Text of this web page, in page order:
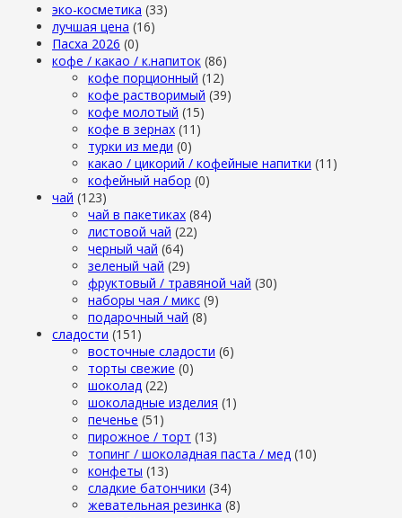
эко-косметика (33)
лучшая цена (16)
Пасха 2026 (0)
кофе / какао / к.напиток (86)
кофе порционный (12)
кофе растворимый (39)
кофе молотый (15)
кофе в зернах (11)
турки из меди (0)
какао / цикорий / кофейные напитки (11)
кофейный набор (0)
чай (123)
чай в пакетиках (84)
листовой чай (22)
черный чай (64)
зеленый чай (29)
фруктовый / травяной чай (30)
наборы чая / микс (9)
подарочный чай (8)
сладости (151)
восточные сладости (6)
торты свежие (0)
шоколад (22)
шоколадные изделия (1)
печенье (51)
пирожное / торт (13)
топинг / шоколадная паста / мед (10)
конфеты (13)
сладкие батончики (34)
жевательная резинка (8)